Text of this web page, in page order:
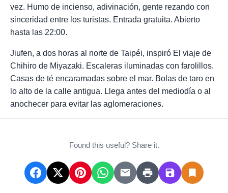
vez. Humo de incienso, adivinación, gente rezando con
sinceridad entre los turistas. Entrada gratuita. Abierto
hasta las 22:00.
Jiufen, a dos horas al norte de Taipéi, inspiró El viaje de
Chihiro de Miyazaki. Escaleras iluminadas con farolillos.
Casas de té encaramadas sobre el mar. Bolas de taro en
lo alto de la calle antigua. Llega antes del mediodía o al
anochecer para evitar las aglomeraciones.
Found this useful? Share it.